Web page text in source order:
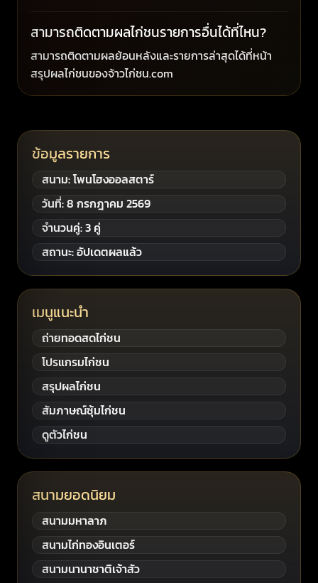
สามารถติดตามผลไก่ชนรายการอื่นได้ที่ไหน?
สามารถติดตามผลย้อนหลังและรายการล่าสุดได้ที่หน้า
สรุปผลไก่ชนของจ้าวไก่ชน.com
ข้อมูลรายการ
สนาม: โพนโฮงออลสตาร์
วันที่: 8 กรกฎาคม 2569
จำนวนคู่: 3 คู่
สถานะ: อัปเดตผลแล้ว
เมนูแนะนำ
ถ่ายทอดสดไก่ชน
โปรแกรมไก่ชน
สรุปผลไก่ชน
สัมภาษณ์ซุ้มไก่ชน
ดูตัวไก่ชน
สนามยอดนิยม
สนามมหาลาภ
สนามไก่ทองอินเตอร์
สนามนานาชาติเจ้าสัว